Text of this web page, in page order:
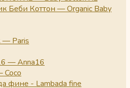
Беби Коттон — Organic Baby
Paris
— Anna16
фине - Lambada fine